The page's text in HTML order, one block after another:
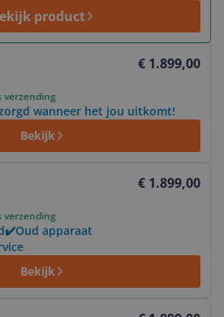
product
€ 1.899,00
verzending
wanneer het jou uitkomt!
Bekijk
€ 1.899,00
verzending
apparaat
Bekijk